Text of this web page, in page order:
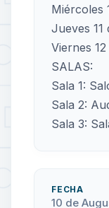
Miércoles
Jueves 11
Viernes
SALAS:
Sala 1:
Sala 2:
Sala 3:
FECHA
10 de